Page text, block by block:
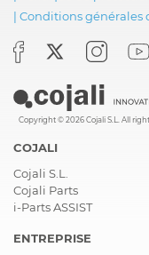
| Conditions générales
Copyright © 2026 Cojali S.L. All
COJALI
Cojali S.L.
Cojali Parts
i-Parts ASSIST
ENTREPRISE